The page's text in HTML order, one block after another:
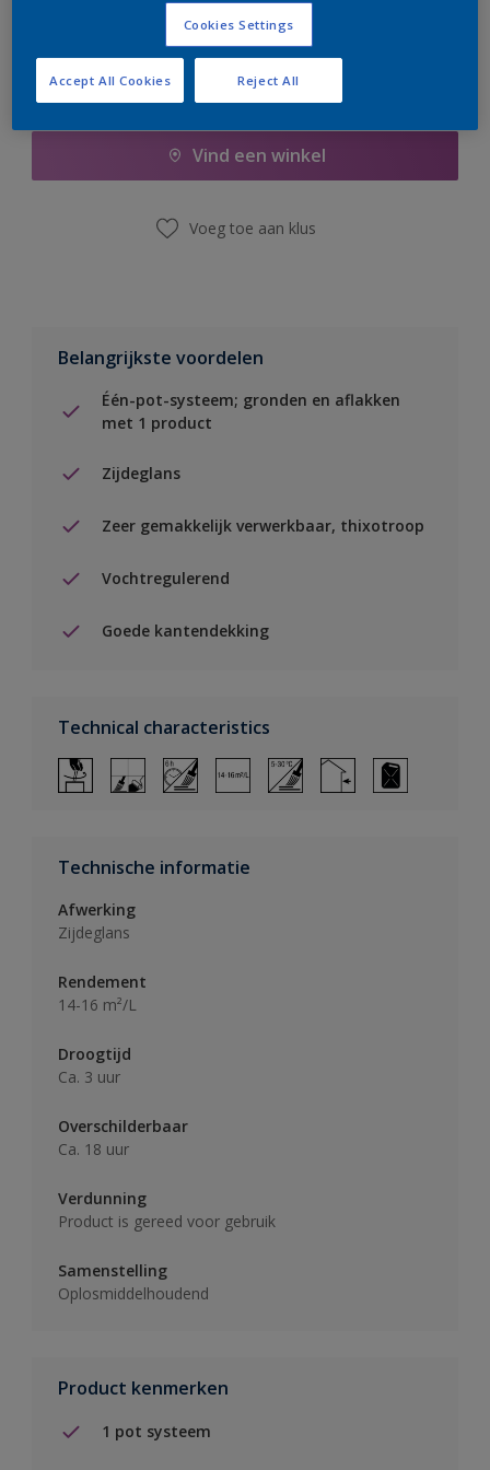
Boodschappenlijst
Vind een winkel
Voeg toe aan klus
Belangrijkste voordelen
Één-pot-systeem; gronden en aflakken
met 1 product
Zijdeglans
Zeer gemakkelijk verwerkbaar, thixotroop
Vochtregulerend
Goede kantendekking
Technical characteristics
Technische informatie
Afwerking
Zijdeglans
Rendement
14-16 m²/L
Droogtijd
Ca. 3 uur
Overschilderbaar
Ca. 18 uur
Verdunning
Product is gereed voor gebruik
Samenstelling
Oplosmiddelhoudend
Product kenmerken
1 pot systeem
Cookies Settings
Reject All
Accept All Cookies